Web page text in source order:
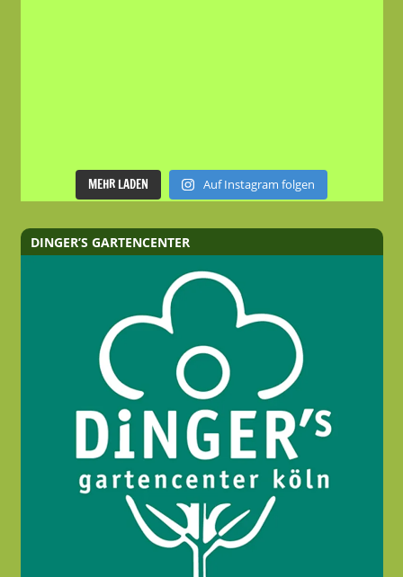
MEHR LADEN Auf Instagram folgen
DINGER’S GARTENCENTER